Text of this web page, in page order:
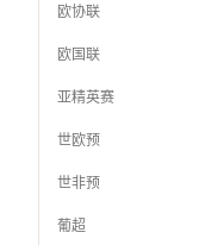
欧协联
欧国联
亚精英赛
世欧预
世非预
葡超